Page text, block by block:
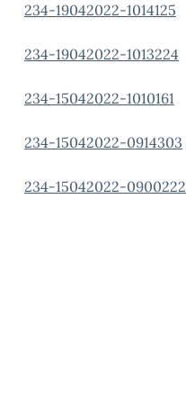
234-19042022-1014125
234-19042022-1013224
234-15042022-1010161
234-15042022-0914303
234-15042022-0900222